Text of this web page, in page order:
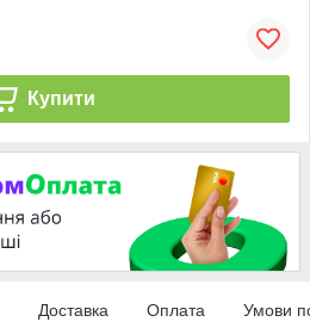
Купити
Доставка Оплата Умови